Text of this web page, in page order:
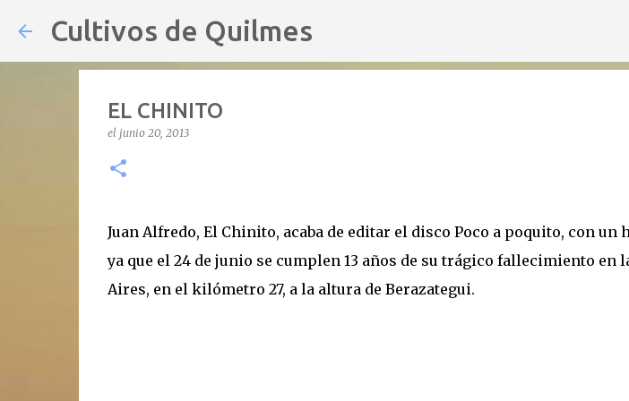
Cultivos de Quilmes
EL CHINITO
el junio 20, 2013
Juan Alfredo, El Chinito, acaba de editar el disco Poco a poquito, con un
ya que el 24 de junio se cumplen 13 años de su trágico fallecimiento en
Aires, en el kilómetro 27, a la altura de Berazategui.